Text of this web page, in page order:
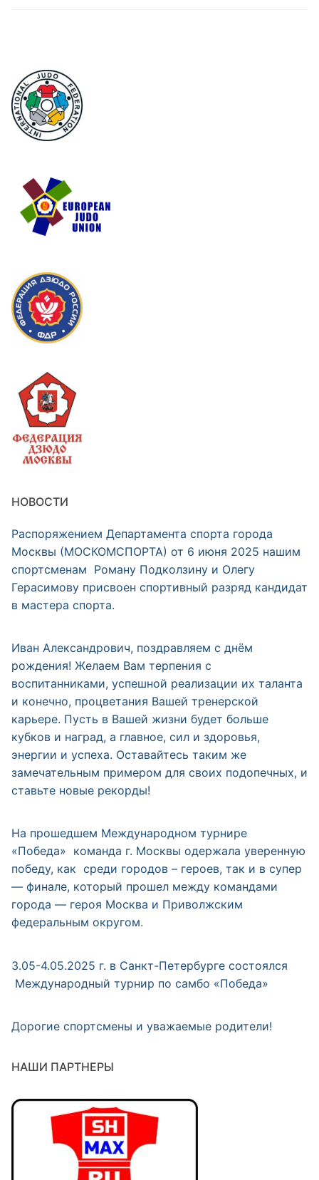
НОВОСТИ
Распоряжением Департамента спорта города
Москвы (МОСКОМСПОРТА) от 6 июня 2025 нашим
спортсменам Роману Подколзину и Олегу
Герасимову присвоен спортивный разряд кандидат
в мастера спорта.
Иван Александрович, поздравляем с днём
рождения! Желаем Вам терпения с
воспитанниками, успешной реализации их таланта
и конечно, процветания Вашей тренерской
карьере. Пусть в Вашей жизни будет больше
кубков и наград, а главное, сил и здоровья,
энергии и успеха. Оставайтесь таким же
замечательным примером для своих подопечных, и
ставьте новые рекорды!
На прошедшем Международном турнире
«Победа» команда г. Москвы одержала уверенную
победу, как среди городов – героев, так и в супер
— финале, который прошел между командами
города — героя Москва и Приволжским
федеральным округом.
3.05-4.05.2025 г. в Санкт-Петербурге состоялся
Международный турнир по самбо «Победа»
Дорогие спортсмены и уважаемые родители!
НАШИ ПАРТНЕРЫ